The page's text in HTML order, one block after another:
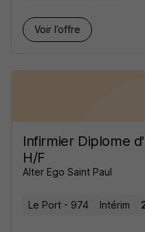
Voir l’offre
Infirmier Diplome
H/F
Alter Ego Saint Paul
Le Port - 974 Intérim